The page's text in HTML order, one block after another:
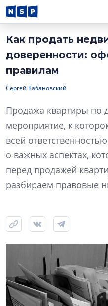
Как продать
доверенности:
правилам
Сергей Кабановский
Продажа квартиры по
мероприятие, к
всей
о важных аспектах,
перед продажей
разбираем правовые